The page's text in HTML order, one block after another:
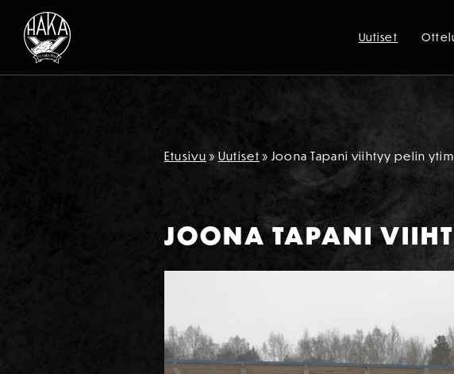
Siirry sisältöön
Uutiset
Etusivu » Uutiset » Joona Tapani viihtyy pelin
JOONA TAPANI